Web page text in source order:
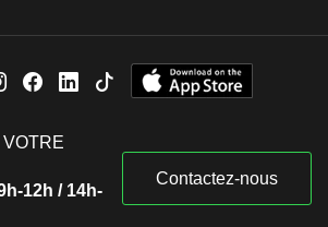
12h / 14h-
Contactez-nous